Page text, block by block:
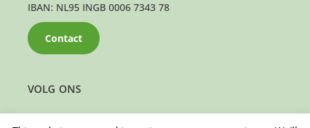
VOLG ONS
IBAN: NL95 INGB 0006 7343 78
Contact